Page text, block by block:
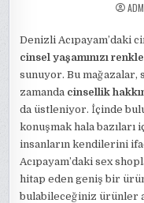
Denizli Acıpayam’daki
cinsel yaşamınızı
sunuyor. Bu mağazalar,
zamanda cinsellik
da üstleniyor. İçinde
konuşmak hala bazıları
insanların kendilerini
Acıpayam’daki sex
hitap eden geniş bir
bulabileceğiniz ürünler